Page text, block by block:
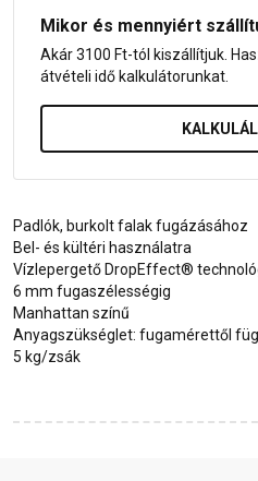
Mikor és mennyiért
Akár 3100 Ft-tól kiszállítjuk.
átvételi idő kalkulátorunkat.
Padlók, burkolt falak fugázásához
Bel- és kültéri használatra
Vízlepergető DropEffect®
6 mm fugaszélességig
Manhattan színű
Anyagszükséglet: fugamérettől
5 kg/zsák